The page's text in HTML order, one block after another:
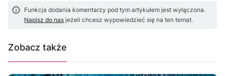
Funkcja dodania komentarzy pod tym artykułem jest wyłączona.
Napisz do nas jeżeli chcesz wypowiedzieć się na ten temat.
Zobacz także